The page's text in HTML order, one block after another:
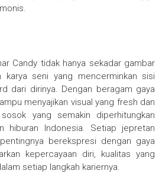
Candy tidak hanya sekadar gambar
karya seni yang mencerminkan sisi
dari dirinya. Dengan beragam gaya
menyajikan visual yang fresh dan
yang semakin diperhitungkan
hiburan Indonesia. Setiap jepretan
berekspresi dengan gaya
kepercayaan diri, kualitas yang
setiap langkah kariernya.